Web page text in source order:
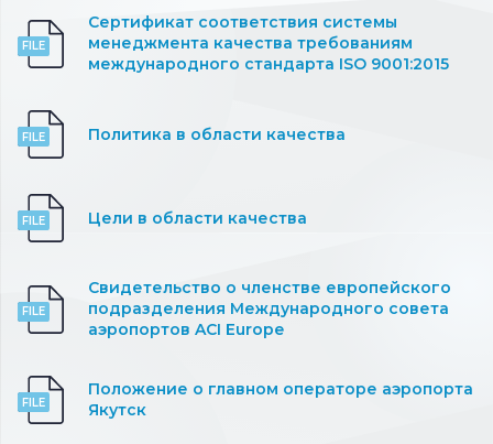
Сертификат соответствия системы
менеджмента качества требованиям
международного стандарта ISO 9001:2015
Политика в области качества
Цели в области качества
Свидетельство о членстве европейского
подразделения Международного совета
аэропортов ACI Europe
Положение о главном операторе аэропорта
Якутск